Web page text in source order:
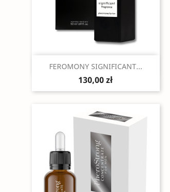
Szybki podgląd
FEROMONY SIGNIFICANT...
130,00 zł